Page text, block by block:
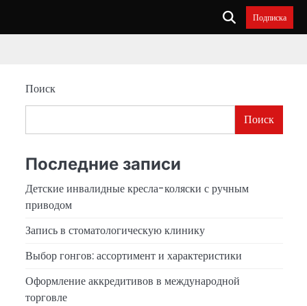
Подписка
Поиск
Поиск
Последние записи
Детские инвалидные кресла-коляски с ручным
приводом
Запись в стоматологическую клинику
Выбор гонгов: ассортимент и характеристики
Оформление аккредитивов в международной
торговле